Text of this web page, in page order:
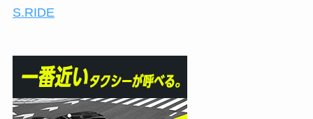
S.RIDE